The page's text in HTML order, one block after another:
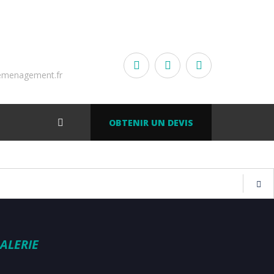
OBTENIR UN DEVIS